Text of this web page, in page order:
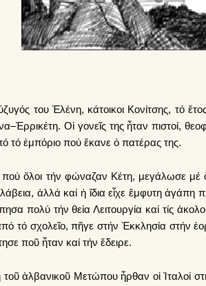
του Ἑ­λέ­νη, κά­τοι­κοι Κο­νί­τσης, τό
Οἱ γο­νεῖς της ἦ­ταν πι­στοί,
τό ἐμ­πό­ριο πού ἔ­κα­νε ὁ πα­τέ­ρας της.
ὅ­λοι τήν φώ­να­ζαν Κέ­τη, με­γά­λω­σε μέ
ἀλ­λά καί ἡ ἴ­δια εἶ­χε ἔμ­φυ­τη
πο­λύ τήν θεί­α Λει­τουρ­γία καί τίς
τό σχο­λεῖ­ο, πῆ­γε στήν Ἐκ­κλη­σί­α στήν
ποῦ ἦ­ταν καί τήν ἔ­δει­ρε.
ἀλ­βα­νι­κοῦ Με­τώ­που ἦρ­θαν οἱ Ἰ­τα­λοί